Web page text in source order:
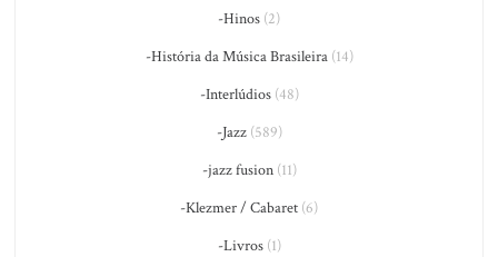
-Hinos (2)
-História da Música Brasileira(14)
-Interlúdios(48)
-Jazz(589)
-jazz fusion(11)
-Klezmer / Cabaret (6)
-Livros(1)